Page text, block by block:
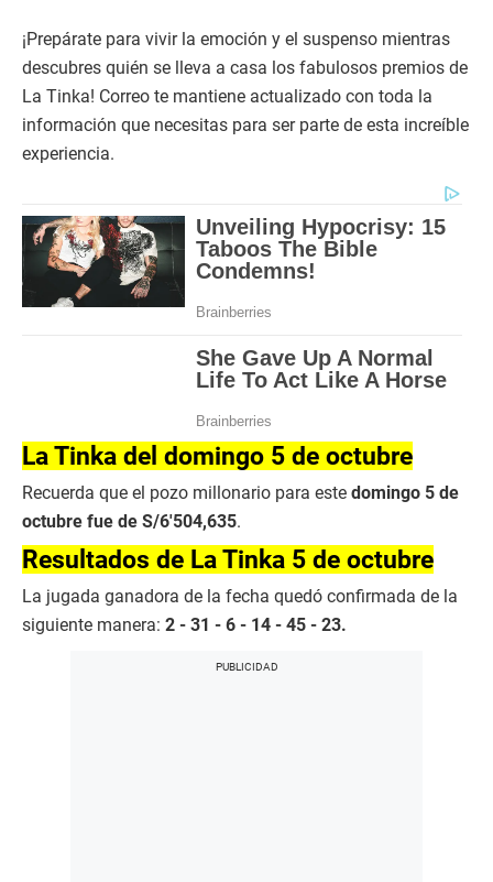
¡Prepárate para vivir la emoción y el suspenso mientras
descubres quién se lleva a casa los fabulosos premios de
La Tinka! Correo te mantiene actualizado con toda la
información que necesitas para ser parte de esta increíble
experiencia.
La Tinka del domingo 5 de octubre
Recuerda que el pozo millonario para este domingo 5 de
octubre fue de S/6′504,635.
Resultados de La Tinka 5 de octubre
La jugada ganadora de la fecha quedó confirmada de la
siguiente manera: 2 - 31 - 6 - 14 - 45 - 23.